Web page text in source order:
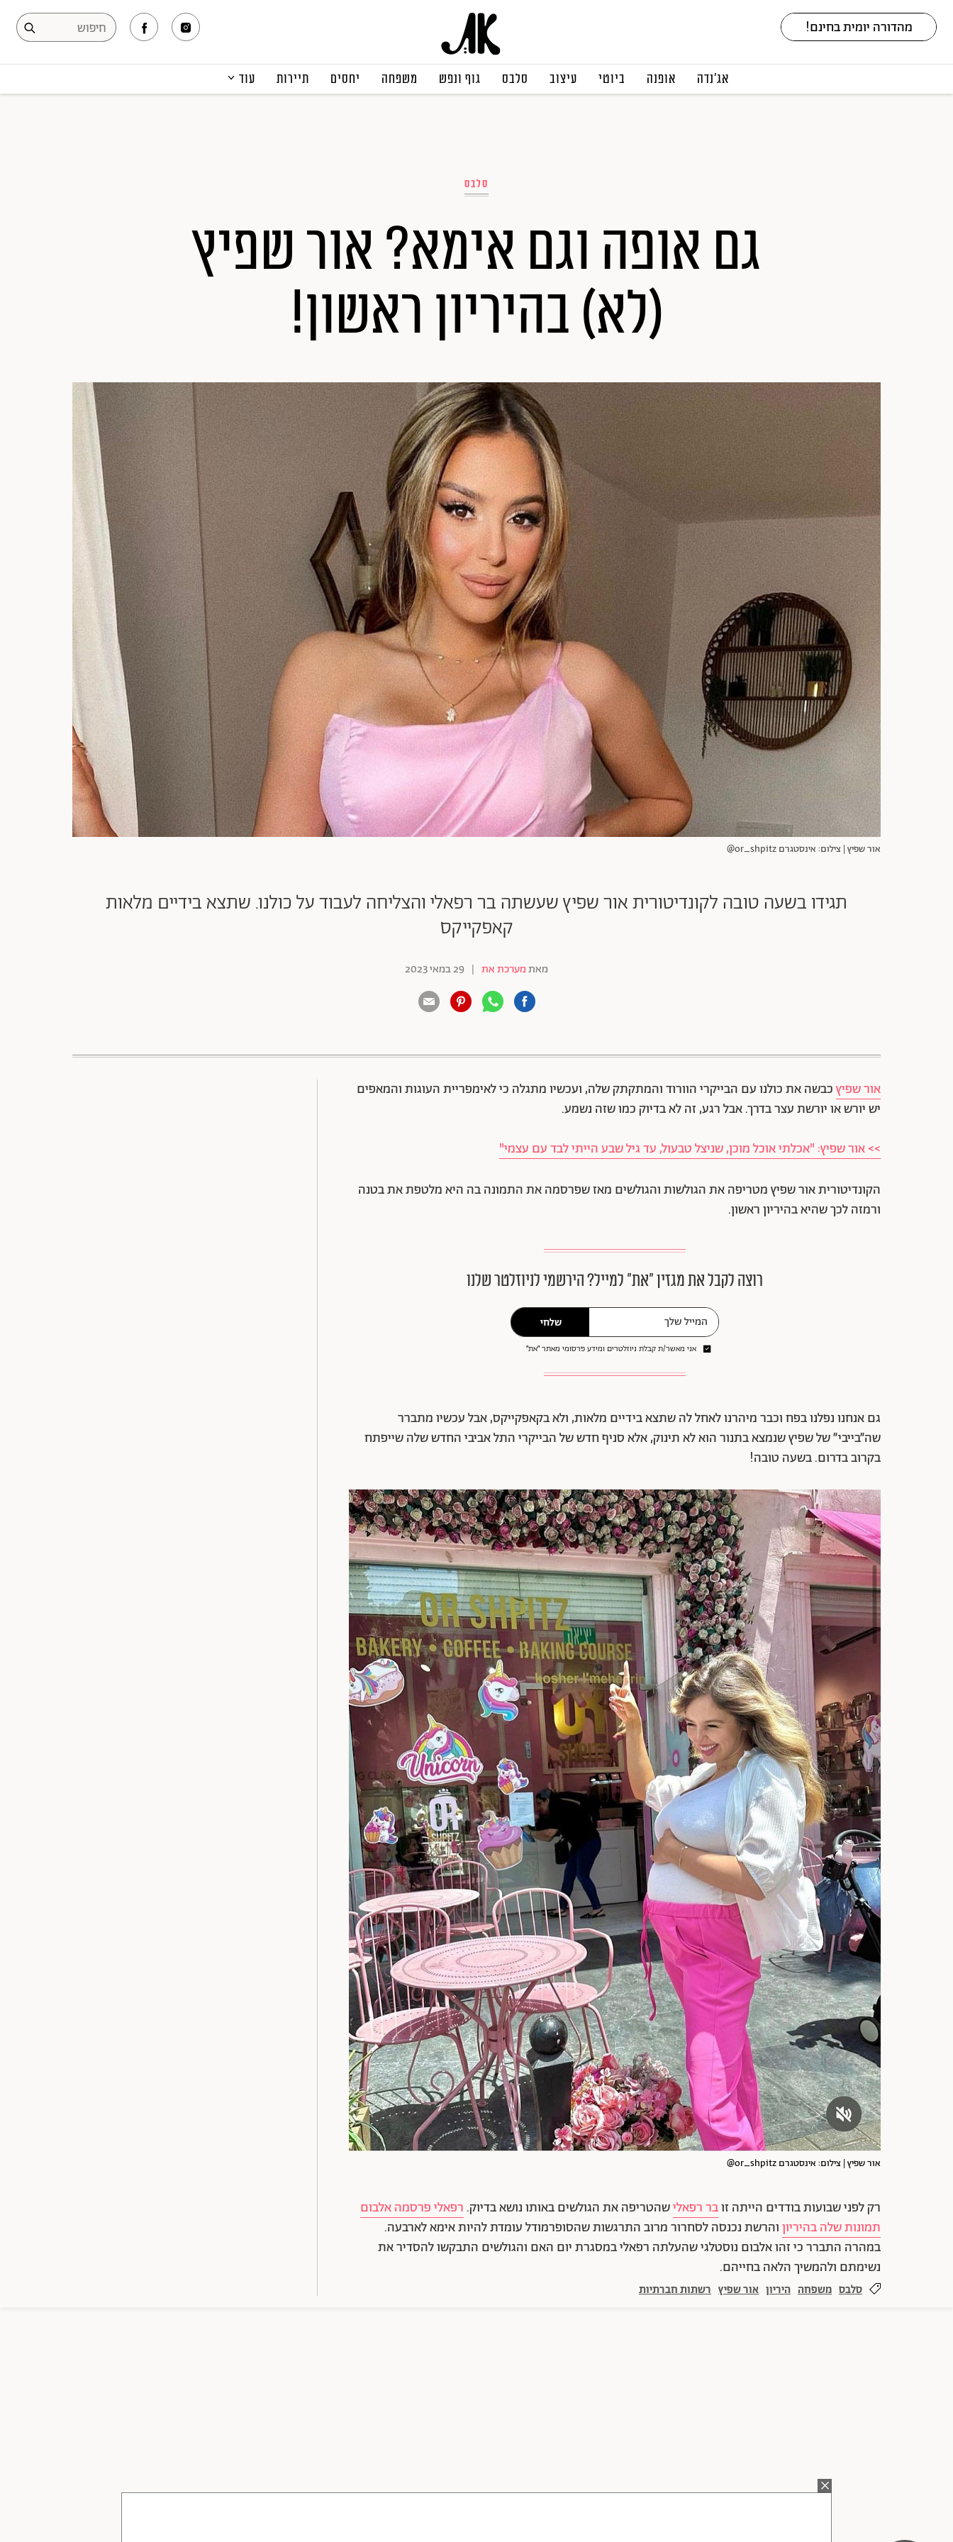
אג׳נדה אופנה ביוטי עיצוב סלבס גוף ונפש משפחה יחסים תיירות עוד
סלבס
גם אופה וגם אימא? אור שפיץ
(לא) בהיריון ראשון!
אור שפיץ | צילום: אינסטגרם or_shpitz@
תגידו בשעה טובה לקונדיטורית אור שפיץ שעשתה בר רפאלי והצליחה לעבוד על כולנו. שתצא בידיים מלאות
קאפקייקס
מאתמערכת את | 29 במאי 2023
אור שפיץכבשה את כולנו עם הבייקרי הוורוד והמתקתק שלה, ועכשיו מתגלה כי לאימפריית העוגות והמאפים
יש יורש או יורשת עצר בדרך. אבל רגע, זה לא בדיוק כמו שזה נשמע.
>> אור שפיץ: "אכלתי אוכל מוכן, שניצל טבעול, עד גיל שבע הייתי לבד עם עצמי"
הקונדיטורית אור שפיץ מטריפה את הגולשות והגולשים מאז שפרסמה את התמונה בה היא מלטפת את בטנה
ורמזה לכך שהיא בהיריון ראשון.
רוצה לקבל את מגזין ״את״ למייל? הירשמי לניוזלטר שלנו
שלחי
אני מאשר/ת קבלת ניוזלטרים ומידע פרסומי מאתר ״את״
גם אנחנו נפלנו בפח וכבר מיהרנו לאחל לה שתצא בידיים מלאות, ולא בקאפקייקס, אבל עכשיו מתברר
שה״בייבי״ של שפיץ שנמצא בתנור הוא לא תינוק, אלא סניף חדש של הבייקרי התל אביבי החדש שלה שייפתח
בקרוב בדרום. בשעה טובה!
אור שפיץ | צילום: אינסטגרם or_shpitz@
רק לפני שבועות בודדים הייתה זובר רפאלישהטריפה את הגולשים באותו נושא בדיוק. רפאלי פרסמה אלבום
תמונות שלה בהיריוןוהרשת נכנסה לסחרור מרוב התרגשות שהסופרמודל עומדת להיות אימא לארבעה.
במהרה התברר כי זהו אלבום נוסטלגי שהעלתה רפאלי במסגרת יום האם והגולשים התבקשו להסדיר את
נשימתם ולהמשיך הלאה בחייהם.
סלבס משפחה היריון אור שפיץ רשתות חברתיות